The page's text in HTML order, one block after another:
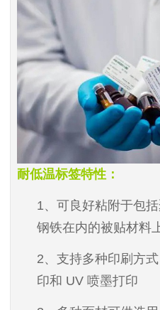
耐低温标签特性：
1、可良好粘附于包括
钢铁在内的被贴材料
2、支持多种印刷方
印和 UV 喷墨打印